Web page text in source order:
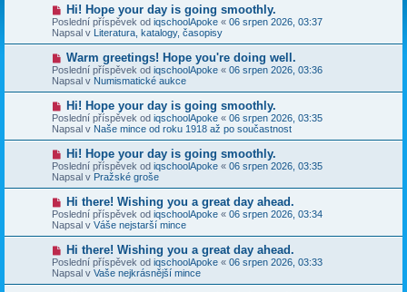
N
o
v
ý
p
í
s
p
v
e
k
Hi! Hope your day is going smoothly.
Poslední příspěvek od iqschoolApoke « 06 srpen 2026, 03:37
Napsal v Literatura, katalogy, časopisy
N
o
v
ý
p
í
s
p
v
e
k
Warm greetings! Hope you're doing well.
Poslední příspěvek od iqschoolApoke « 06 srpen 2026, 03:36
Napsal v Numismatické aukce
N
o
v
ý
p
í
s
p
v
e
k
Hi! Hope your day is going smoothly.
Poslední příspěvek od iqschoolApoke « 06 srpen 2026, 03:35
Napsal v Naše mince od roku 1918 až po součastnost
N
o
v
ý
p
í
s
p
v
e
k
Hi! Hope your day is going smoothly.
Poslední příspěvek od iqschoolApoke « 06 srpen 2026, 03:35
Napsal v Pražské groše
N
o
v
ý
p
í
s
p
Hi there! Wishing you a great day ahead.
Poslední příspěvek od iqschoolApoke « 06 srpen 2026, 03:34
Napsal v Váše nejstarší mince
N
o
v
ý
Hi there! Wishing you a great day ahead.
Poslední příspěvek od iqschoolApoke « 06 srpen 2026, 03:33
Napsal v Vaše nejkrásnější mince